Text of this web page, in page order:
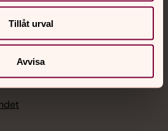
Tillåt urval
Avvisa